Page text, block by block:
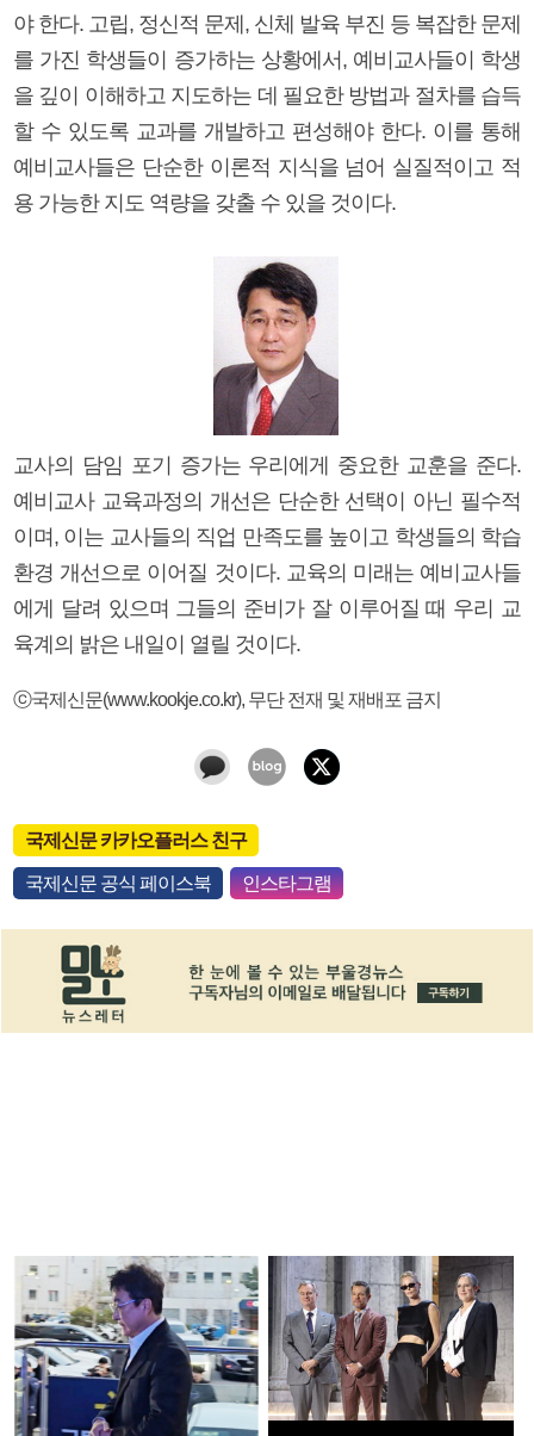
야 한다. 고립, 정신적 문제, 신체 발육 부진 등 복잡한 문제
를 가진 학생들이 증가하는 상황에서, 예비교사들이 학생
을 깊이 이해하고 지도하는 데 필요한 방법과 절차를 습득
할 수 있도록 교과를 개발하고 편성해야 한다. 이를 통해
예비교사들은 단순한 이론적 지식을 넘어 실질적이고 적
용 가능한 지도 역량을 갖출 수 있을 것이다.
교사의 담임 포기 증가는 우리에게 중요한 교훈을 준다.
예비교사 교육과정의 개선은 단순한 선택이 아닌 필수적
이며, 이는 교사들의 직업 만족도를 높이고 학생들의 학습
환경 개선으로 이어질 것이다. 교육의 미래는 예비교사들
에게 달려 있으며 그들의 준비가 잘 이루어질 때 우리 교
육계의 밝은 내일이 열릴 것이다.
ⓒ국제신문(www.kookje.co.kr), 무단 전재 및 재배포 금지
국제신문 카카오플러스 친구
국제신문 공식 페이스북 인스타그램